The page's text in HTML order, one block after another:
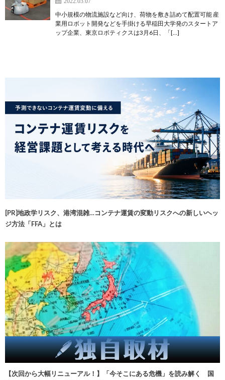
中小規模の物流施設など向け、荷物を敷き詰めて配置可能 産
業用ロボット開発などを手掛ける早稲田大学発のスタートア
ップ企業、東京ロボティクスは3月6日、「[…]
[PR]地政学リスク、港湾混雑…コンテナ運賃の変動リスクへの新しいヘッ
ジ方法「FFA」とは
【次回から大幅リニューアル！】「今そこにある危機」を読み解く 国